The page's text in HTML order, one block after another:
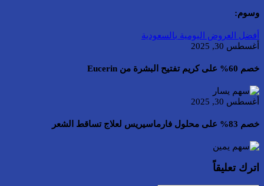
وسوم:
أفضل العروض اليومية بالسعودية
أغسطس 30, 2025
خصم 60% على كريم تفتيح البشرة من Eucerin
أغسطس 30, 2025
خصم 83% على محلول فارماسيريس لعلاج تساقط الشعر
اترك تعليقاً